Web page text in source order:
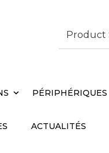
Search
for:
PÉRIPHÉRIQUES
ACTUALITÉS